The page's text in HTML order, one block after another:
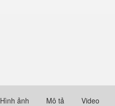
Hình ảnh Mô tả Video